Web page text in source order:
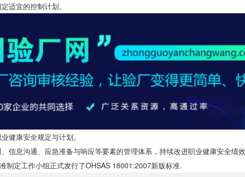
适宜的控制计划。
健康安全规定与计划。
信息沟通、应急准备与响应等要素的管理体系，持续改进职业健康安全绩效
制定工作小组正式发行了OHSAS 18001:2007新版标准.